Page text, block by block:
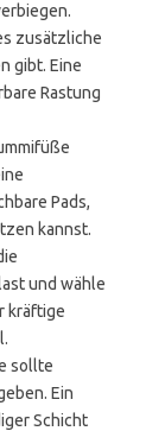
zusätzliche
gibt. Eine
Rastung
Pads,
kannst.
und wähle
kräftige
sollte
Ein
Schicht